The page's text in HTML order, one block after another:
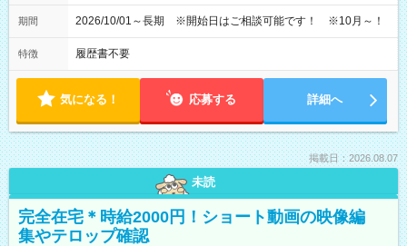
期間 2026/10/01～長期 ※開始日はご相談可能です！ ※10月～！
特徴 履歴書不要
気になる！ 応募する 詳細へ
掲載日：2026.08.07
未読
完全在宅＊時給2000円！ショート動画の映像編
集やテロップ確認